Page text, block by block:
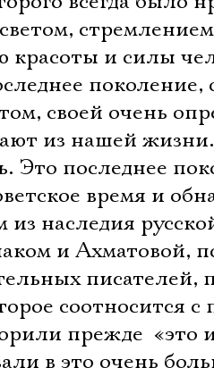
красоты и силы
своей очень
из нашей
Это последнее
время и
из наследия
и Ахматовой,
писателей,
соотносится
прежде 
в это очень